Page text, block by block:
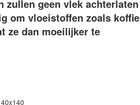
zullen geen vlek achterlaten
om vloeistoffen zoals koffie
ze dan moeilijker te